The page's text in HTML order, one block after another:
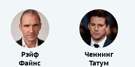
Рэйф
Файнс
Ченнинг
Татум